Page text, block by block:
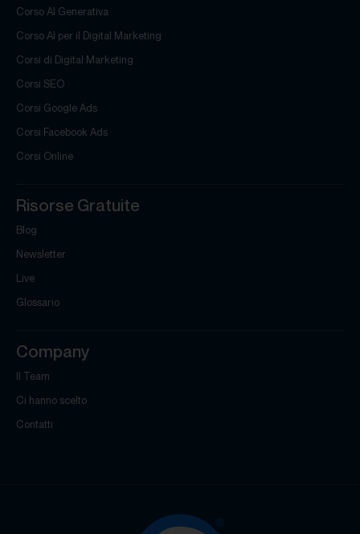
Corso AI Generativa
Corso AI per il Digital Marketing
Corsi di Digital Marketing
Corsi SEO
Corsi Google Ads
Corsi Facebook Ads
Corsi Online
Risorse Gratuite
Blog
Newsletter
Live
Glossario
Company
Il Team
Ci hanno scelto
Contatti